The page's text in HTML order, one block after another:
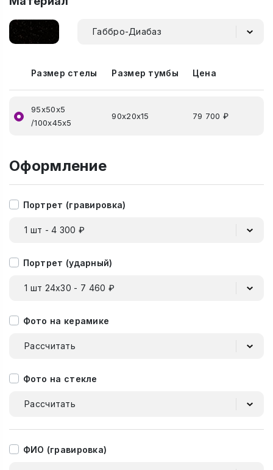
Габбро-Диабаз
Размер стелы Размер тумбы Цена
95х50х5
/100х45х5
90х20х15 79 700 ₽
Оформление
Портрет (гравировка)
1 шт - 4 300 ₽
Портрет (ударный)
1 шт 24х30 - 7 460 ₽
Фото на керамике
Рассчитать
Фото на стекле
Рассчитать
ФИО (гравировка)